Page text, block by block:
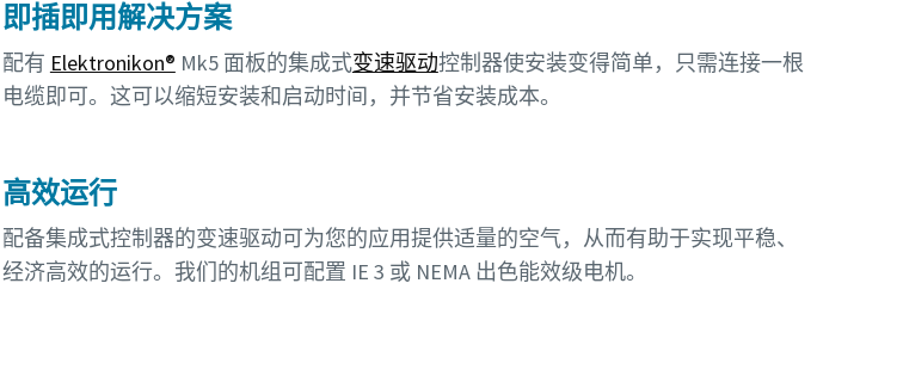
即插即用解决方案
配有 Elektronikon® Mk5 面板的集成式变速驱动控制器使安装变得简单，只需连接一根
电缆即可。这可以缩短安装和启动时间，并节省安装成本。
高效运行
配备集成式控制器的变速驱动可为您的应用提供适量的空气，从而有助于实现平稳、
经济高效的运行。我们的机组可配置 IE 3 或 NEMA 出色能效级电机。